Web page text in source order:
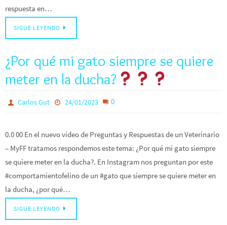
respuesta en…
SIGUE LEYENDO
¿Por qué mi gato siempre se quiere
meter en la ducha?
Carlos Gut 24/01/2023 0
0.0 00 En el nuevo vídeo de Preguntas y Respuestas de un Veterinario
– MyFF tratamos respondemos este tema: ¿Por qué mi gato siempre
se quiere meter en la ducha?. En Instagram nos preguntan por este
#comportamientofelino de un #gato que siempre se quiere meter en
la ducha, ¿por qué…
SIGUE LEYENDO